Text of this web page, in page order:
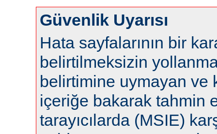
Güvenlik Uyarısı
Hata sayfalarının bir
belirtilmeksizin
belirtimine uymayan ve
içeriğe bakarak tahmin
tarayıcılarda (MSIE)